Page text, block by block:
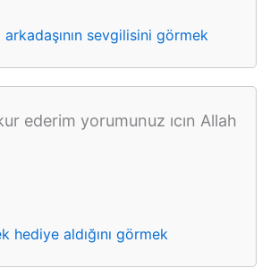
sevgilisini görmek
ederim yorumunuz ıcın Allah
hediye aldığını görmek